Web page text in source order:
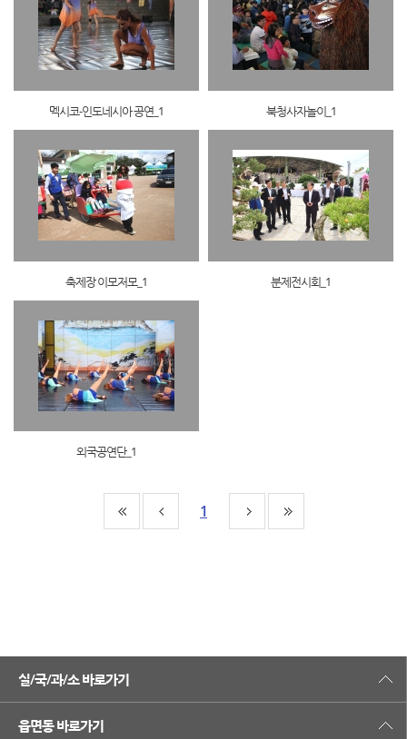
멕시코-인도네시아 공연_1 북청사자놀이_1
축제장 이모저모_1 분제전시회_1
외국공연단_1
1
실/국/과/소 바로가기
읍면동 바로가기